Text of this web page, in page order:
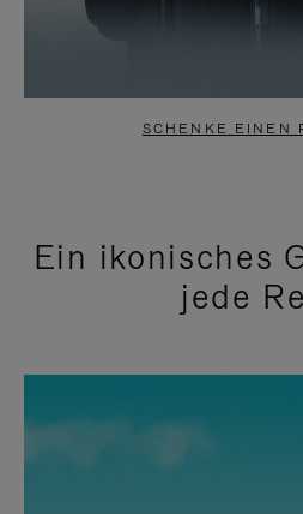
SCHENKE EINEN
Ein ikonisches
jede